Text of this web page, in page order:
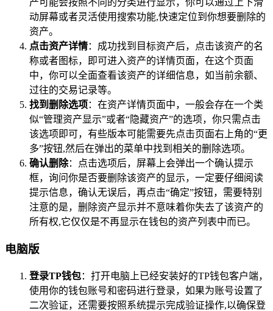
产可能会按照不同的分类进行显示，你可以通过上下滑
动屏幕或者灵活使用搜索功能,快速定位到你想要删除的
资产。
点击资产详情：成功找到目标资产后，点击该资产的名
称或者图标，即可进入资产的详情页面，在这个页面
中，你可以全面查看该资产的详细信息，如当前余额、
过往的交易记录等。
找到删除选项 ：在资产详情页面中，一般会存在一个类
似“管理资产显示”或者“隐藏资产”的选项，你只需点击
该选项即可，有些版本可能需要先点击页面右上角的“更
多”按钮,然后在弹出的菜单中找到相关的删除选项。
确认删除：点击选项后，屏幕上会弹出一个确认提示
框，询问你是否要删除该资产的显示，一定要仔细阅读
提示信息，确认无误后，再点击“确定”按钮，需要特别
注意的是，删除资产显示并不意味着你失去了该资产的
所有权,它仅仅是不再显示在钱包的资产列表中而已。
电脑版
登录TP钱包：打开电脑上已经安装好的TP钱包客户端，
使用你的钱包账号和密码进行登录，如果为账号设置了
二次验证，还需要按照系统提示完成验证操作,以确保登